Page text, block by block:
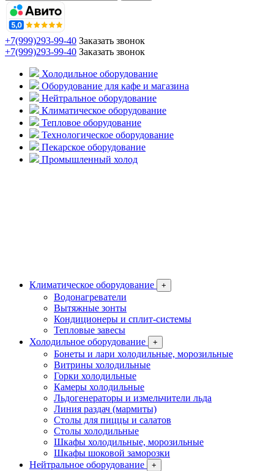
+7(999)293-99-40 Заказать звонок
+7(999)293-99-40 Заказать звонок
Холодильное оборудование
Оборудование для кафе и магазина
Нейтральное оборудование
Климатическое оборудование
Тепловое оборудование
Технологическое оборудование
Пекарское оборудование
Промышленный холод
Климатическое оборудование +
Водонагреватели
Вытяжные зонты
Кондиционеры и сплит-системы
Тепловые завесы
Холодильное оборудование
+
Бонеты и лари холодильные, морозильные
Витрины холодильные
Горки холодильные
Камеры холодильные
Льдогенераторы и измельчители льда
Линия раздач (мармиты)
Столы для пиццы и салатов
Столы холодильные
Шкафы холодильные, морозильные
Шкафы шоковой заморозки
Нейтральное оборудование
+